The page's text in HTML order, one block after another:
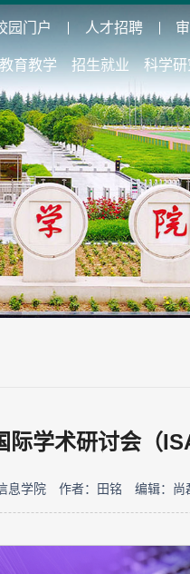
园门户 人才招聘
教育教学 招生就业 科学研
学术研讨会（
息学院 作者：田铭 编辑：尚